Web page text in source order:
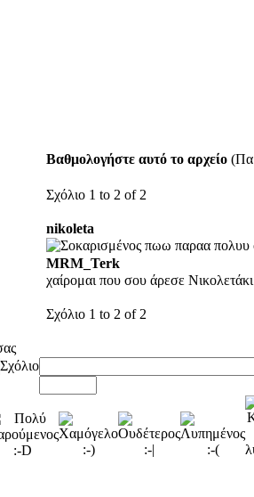
Βαθμολογήστε αυτό το αρχείο
Σχόλιο 1 to 2 of 2
nikoleta
πωω παραα πολυυ
MRM_Terk
χαίρομαι που σου άρεσε
Σχόλιο 1 to 2 of 2
Σχόλιο